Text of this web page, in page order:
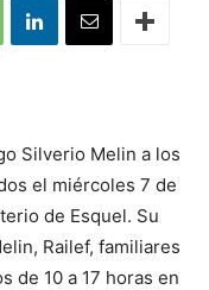
Silverio Melin a los
el miércoles 7 de
de Esquel. Su
Railef, familiares
de 10 a 17 horas en